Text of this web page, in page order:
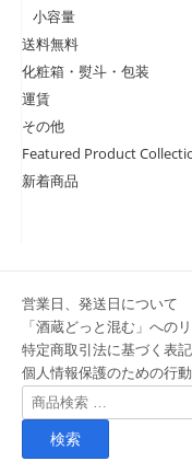
小容量
送料無料
化粧箱・熨斗・包装
運賃
その他
Featured Product
新着商品
営業日、発送日について
「酒蔵どっと混む」への
特定商取引法に基づく表記
個人情報保護のための行
検
索
象: